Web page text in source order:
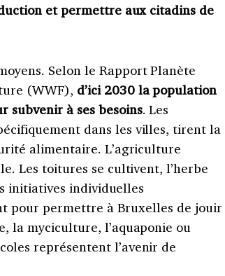
et permettre aux citadins de
Selon le Rapport Planète
(WWF), d’ici 2030 la population
subvenir à ses besoins.Les
dans les villes, tirent la
alimentaire. L’agriculture
Les toitures se cultivent, l’herbe
initiatives individuelles
pour permettre à Bruxelles de jouir
la myciculture, l’aquaponie ou
représentent l’avenir de